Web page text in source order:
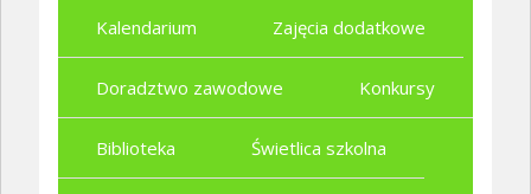
Kalendarium Zajęcia dodatkowe
Doradztwo zawodowe Konkursy
Biblioteka Świetlica szkolna